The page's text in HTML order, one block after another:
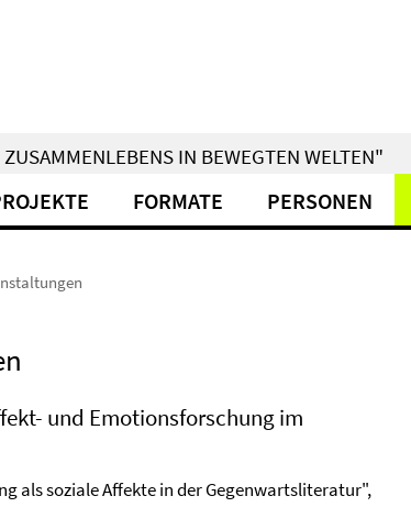
IN BEWEGTEN WELTEN"
FORMATE PERSONEN
und Emotionsforschung im
als soziale Affekte in der Gegenwartsliteratur",